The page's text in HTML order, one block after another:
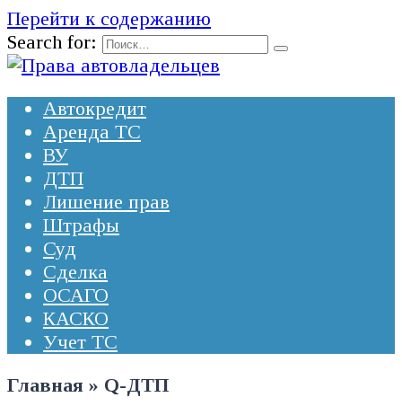
Перейти к содержанию
Search for:
Автокредит
Аренда ТС
ВУ
ДТП
Лишение прав
Штрафы
Суд
Сделка
ОСАГО
КАСКО
Учет ТС
Главная » Q-ДТП